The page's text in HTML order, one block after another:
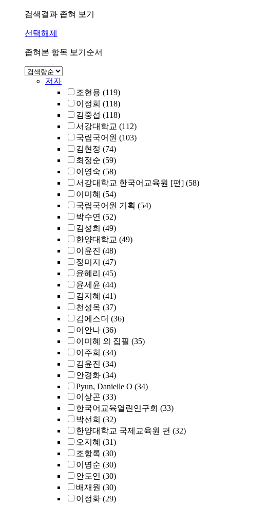
검색결과 좁혀 보기
선택해제
좁혀본 항목 보기순서
저자
조현용 (119)
이정희 (118)
김중섭 (118)
서강대학교 (112)
국립국어원 (103)
김현정 (74)
최정순 (59)
이영숙 (58)
서강대학교 한국어교육원 [편] (58)
이미혜 (54)
국립국어원 기획 (54)
박수연 (52)
김성희 (49)
한양대학교 (49)
이윤진 (48)
정미지 (47)
윤혜리 (45)
윤세윤 (44)
김지혜 (41)
천성옥 (37)
김에스더 (36)
이안나 (36)
이미혜 외 집필 (35)
이주희 (34)
김윤진 (34)
안경화 (34)
Pyun, Danielle O (34)
이상곤 (33)
한국어교육열린연구회 (33)
박선희 (32)
한양대학교 국제교육원 편 (32)
오지혜 (31)
조항록 (30)
이명순 (30)
안도연 (30)
배재원 (30)
이정화 (29)